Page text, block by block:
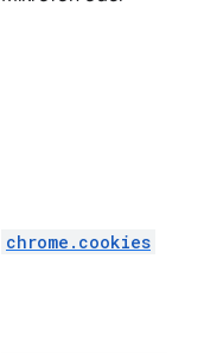
chrome.cookies